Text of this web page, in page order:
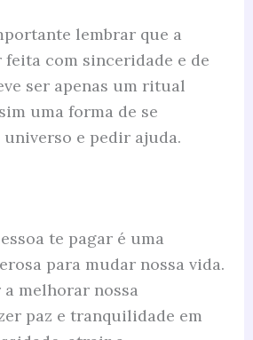
lembrar que a
feita com sinceridade e de
ser apenas um ritual
uma forma de se
e pedir ajuda.
te pagar é uma
para mudar nossa vida.
melhorar nossa
paz e tranquilidade em